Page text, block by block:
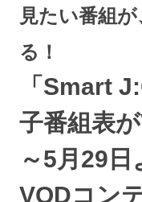
見たい番組
る！
「Smart
子番組表
～5月29
VODコン